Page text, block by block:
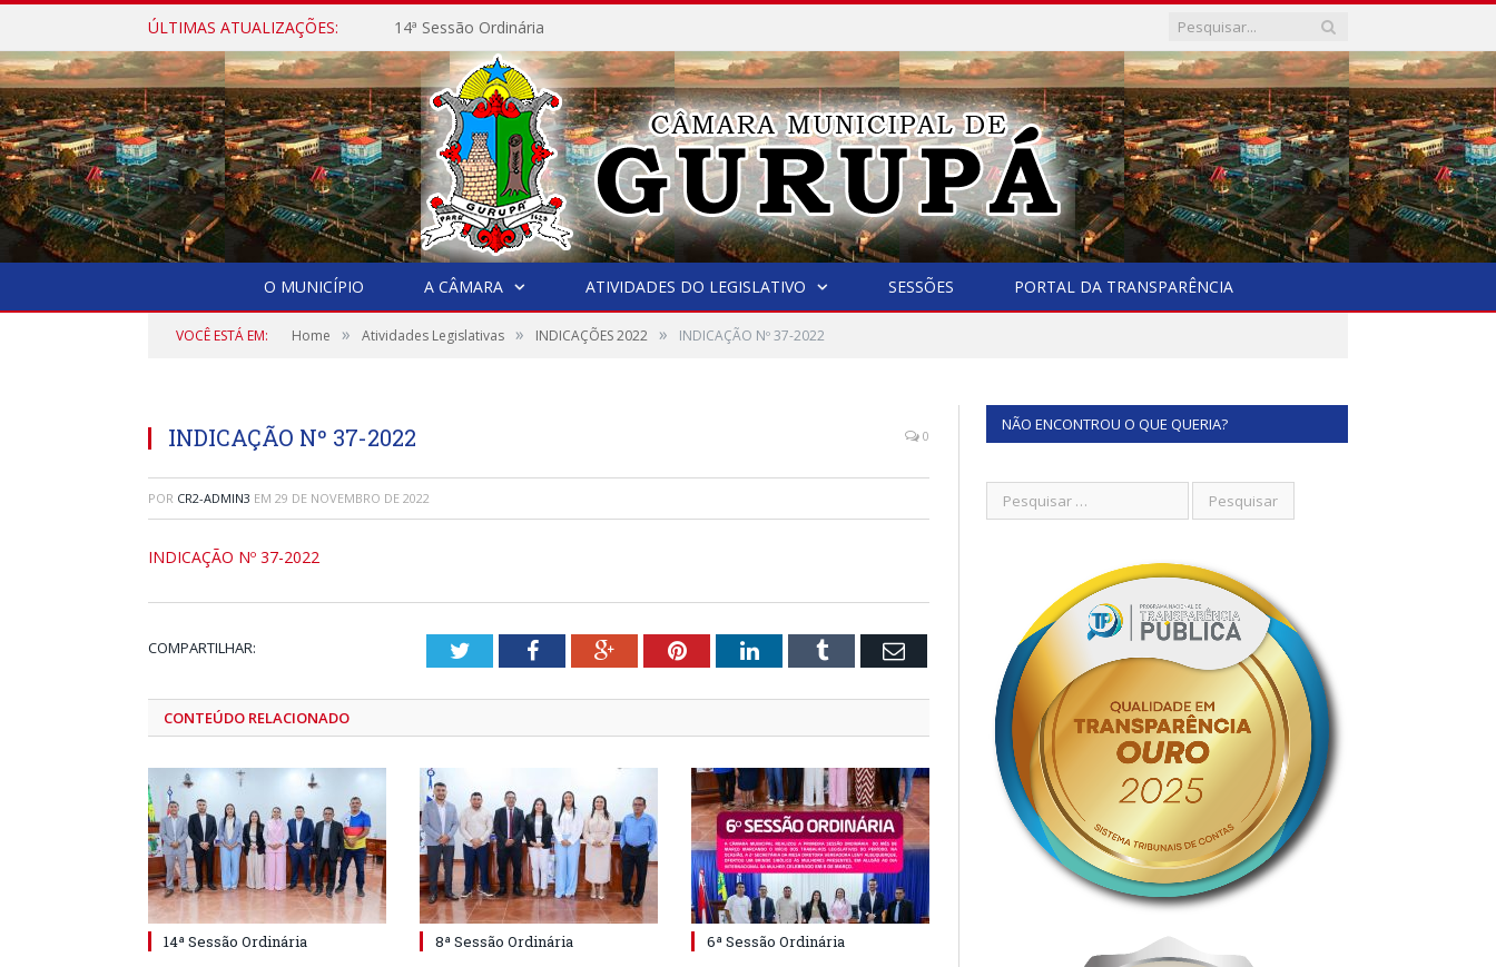
ÚLTIMAS ATUALIZAÇÕES: 14ª Sessão Ordinária
O MUNICÍPIO A CÂMARA ATIVIDADES DO LEGISLATIVO SESSÕES PORTAL DA TRANSPARÊNCIA
VOCÊ ESTÁ EM: Home » Atividades Legislativas » INDICAÇÕES 2022 » INDICAÇÃO Nº 37-2022
INDICAÇÃO Nº 37-2022 0
POR CR2-ADMIN3 EM 29 DE NOVEMBRO DE 2022
INDICAÇÃO Nº 37-2022
COMPARTILHAR: TwitterFacebookGoogle+PinterestLinkedInTumblr Email
CONTEÚDO RELACIONADO
14ª Sessão Ordinária 8ª Sessão Ordinária 6ª Sessão Ordinária
NÃO ENCONTROU O QUE QUERIA?